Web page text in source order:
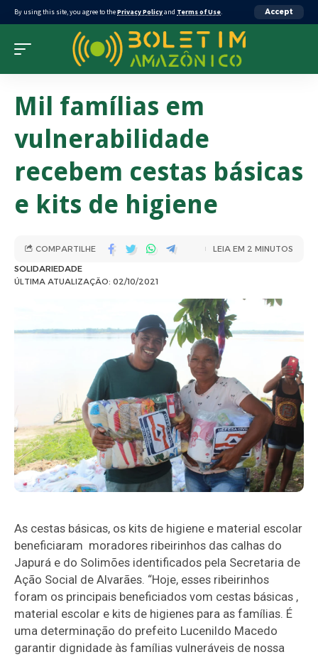
By using this site, you agree to thePrivacy Policyand Terms of Use. Accept
Mil famílias em
vulnerabilidade
recebem cestas básicas
e kits de higiene
ÚLTIMA ATUALIZAÇÃO: 02/10/2021
SOLIDARIEDADE
COMPARTILHE LEIA EM 2 MINUTOS
As cestas básicas, os kits de higiene e material escolar
beneficiaram moradores ribeirinhos das calhas do
Japurá e do Solimões identificados pela Secretaria de
Ação Social de Alvarães. “Hoje, esses ribeirinhos
foram os principais beneficiados vom cestas básicas ,
material escolar e kits de higienes para as famílias. É
uma determinação do prefeito Lucenildo Macedo
garantir dignidade às famílias vulneráveis de nossa